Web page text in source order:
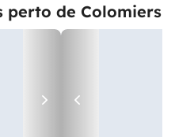
perto de Colomiers